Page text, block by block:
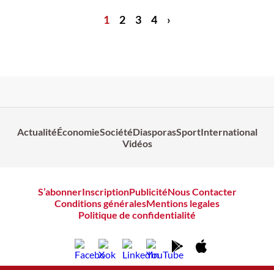
1 2 3 4 ›
ActualitéÉconomieSociétéDiasporasSportInternational
Vidéos
S’abonnerInscriptionPublicitéNous Contacter
Conditions généralesMentions legales
Politique de confidentialité